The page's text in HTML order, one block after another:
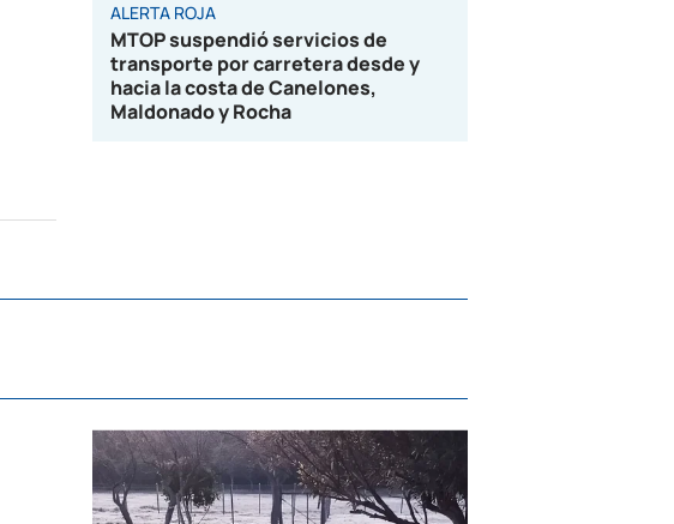
ALERTA ROJA
MTOP suspendió servicios de
transporte por carretera desde y
hacia la costa de Canelones,
Maldonado y Rocha